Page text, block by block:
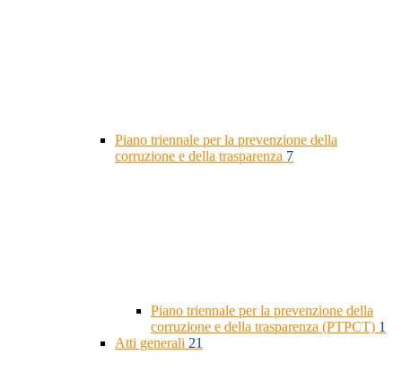
Piano triennale per la prevenzione della
corruzione e della trasparenza 7
Piano triennale per la prevenzione della
corruzione e della trasparenza (PTPCT) 1
Atti generali 21